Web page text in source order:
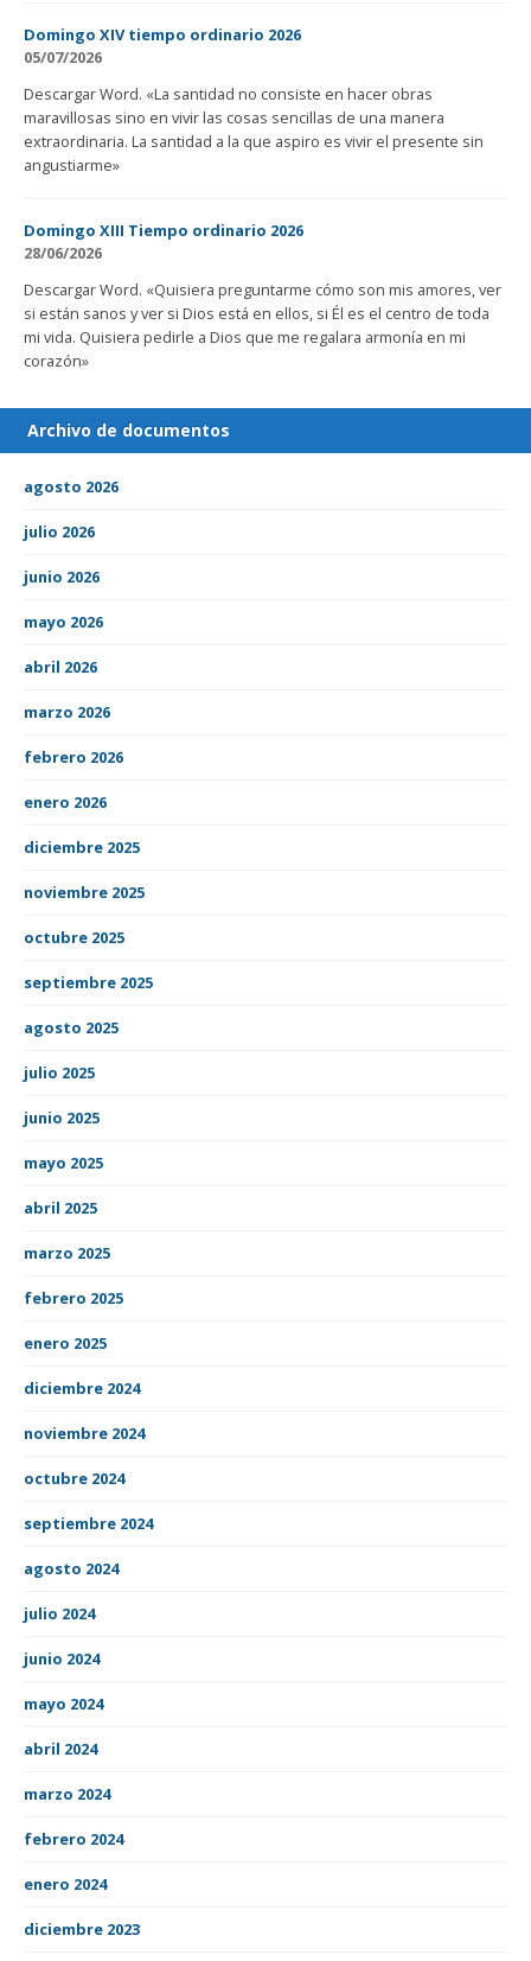
Domingo XIV tiempo ordinario 2026
05/07/2026
Descargar Word. «La santidad no consiste en hacer obras
maravillosas sino en vivir las cosas sencillas de una manera
extraordinaria. La santidad a la que aspiro es vivir el presente sin
angustiarme»
Domingo XIII Tiempo ordinario 2026
28/06/2026
Descargar Word. «Quisiera preguntarme cómo son mis amores, ver
si están sanos y ver si Dios está en ellos, si Él es el centro de toda
mi vida. Quisiera pedirle a Dios que me regalara armonía en mi
corazón»
Archivo de documentos
agosto 2026
julio 2026
junio 2026
mayo 2026
abril 2026
marzo 2026
febrero 2026
enero 2026
diciembre 2025
noviembre 2025
octubre 2025
septiembre 2025
agosto 2025
julio 2025
junio 2025
mayo 2025
abril 2025
marzo 2025
febrero 2025
enero 2025
diciembre 2024
noviembre 2024
octubre 2024
septiembre 2024
agosto 2024
julio 2024
junio 2024
mayo 2024
abril 2024
marzo 2024
febrero 2024
enero 2024
diciembre 2023